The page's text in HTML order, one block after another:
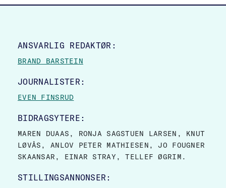
SITE FOOTER
ANSVARLIG REDAKTØR:
BRAND BARSTEIN
JOURNALISTER:
EVEN FINSRUD
BIDRAGSYTERE:
MAREN DUAAS, RONJA SAGSTUEN LARSEN, KNUT
LØVÅS, ANLOV PETER MATHIESEN, JO FOUGNER
SKAANSAR, EINAR STRAY, TELLEF ØGRIM.
STILLINGSANNONSER: